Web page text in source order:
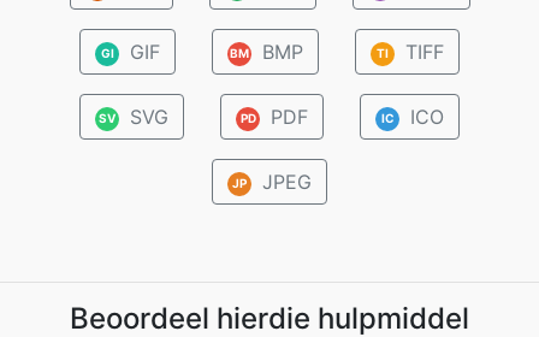
GI GIF BM BMP TI TIFF
SV SVG PD PDF IC ICO
JP JPEG
Beoordeel hierdie hulpmiddel